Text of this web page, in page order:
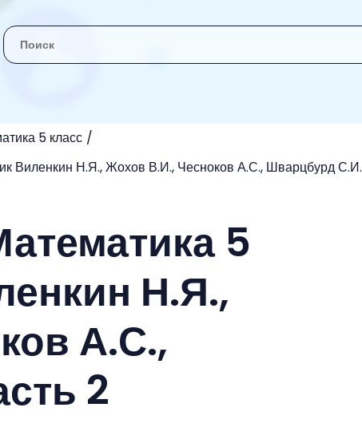
5 класс
Виленкин Н.Я., Жохов В.И., Чесноков А.С., Шварцбурд С.И.
5
Н.Я.,
А.С.,
2